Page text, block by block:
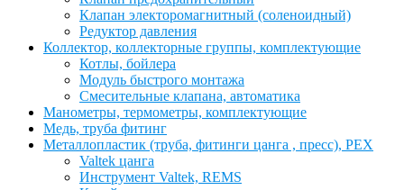
Клапан электоромагнитный (соленоидный)
Редуктор давления
Коллектор, коллекторные группы, комплектующие
Котлы, бойлера
Модуль быстрого монтажа
Смесительные клапана, автоматика
Манометры, термометры, комплектующие
Медь, труба фитинг
Металлопластик (труба, фитинги цанга , пресс), PEX
Valtek цанга
Инструмент Valtek, REMS